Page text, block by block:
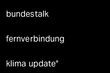
bundestalk
fernverbindung
klima update°